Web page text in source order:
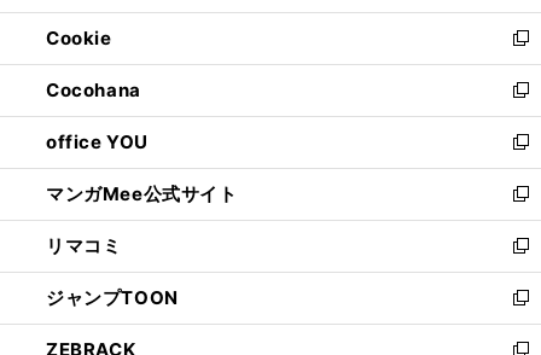
開
く
ウ
で
開
く
ン
ド
ウ
で
開
く
ウ
ィ
ン
ド
ウ
で
開
く
Cookie
新
し
い
ウ
ィ
ン
ド
ウ
で
開
く
Cocohana
新
し
い
ウ
ィ
ン
ド
ウ
で
開
く
office YOU
新
し
い
ウ
ィ
ン
ド
ウ
で
マンガMee公式サイト
新
し
い
ウ
ィ
ン
リマコミ
新
し
い
ウ
ジャンプTOON
新
し
ZEBRACK